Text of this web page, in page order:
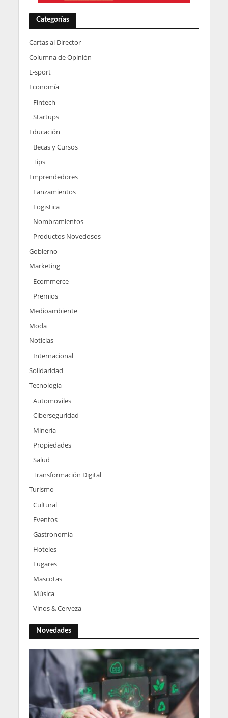
Categorías
Cartas al Director
Columna de Opinión
E-sport
Economía
Fintech
Startups
Educación
Becas y Cursos
Tips
Emprendedores
Lanzamientos
Logistica
Nombramientos
Productos Novedosos
Gobierno
Marketing
Ecommerce
Premios
Medioambiente
Moda
Noticias
Internacional
Solidaridad
Tecnología
Automoviles
Ciberseguridad
Minería
Propiedades
Salud
Transformación Digital
Turismo
Cultural
Eventos
Gastronomía
Hoteles
Lugares
Mascotas
Música
Vinos & Cerveza
Novedades